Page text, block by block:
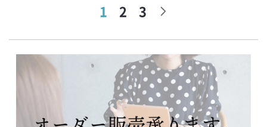
1 2 3